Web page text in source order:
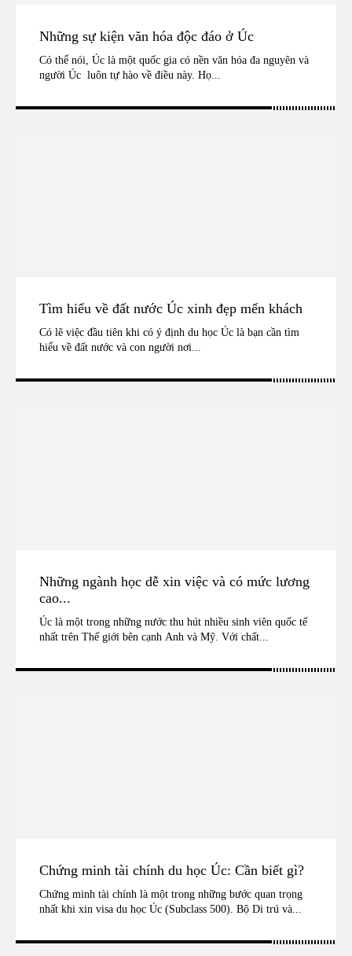
Những sự kiện văn hóa độc đáo ở Úc
Có thể nói, Úc là một quốc gia có nền văn hóa đa nguyên và
người Úc luôn tự hào về điều này. Họ...
Tìm hiểu về đất nước Úc xinh đẹp mến khách
Có lẽ việc đầu tiên khi có ý định du học Úc là bạn cần tìm
hiểu về đất nước và con người nơi...
Những ngành học dễ xin việc và có mức lương
cao...
Úc là một trong những nước thu hút nhiều sinh viên quốc tế
nhất trên Thế giới bên cạnh Anh và Mỹ. Với chất...
Chứng minh tài chính du học Úc: Cần biết gì?
Chứng minh tài chính là một trong những bước quan trọng
nhất khi xin visa du học Úc (Subclass 500). Bộ Di trú và...